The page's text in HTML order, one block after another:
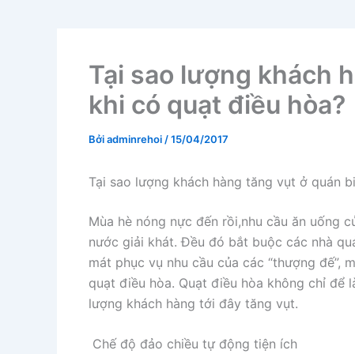
Tại sao lượng khách
khi có quạt điều hòa?
Bởiadminrehoi /15/04/2017
Tại sao lượng khách hàng tăng vụt ở quán
Mùa hè nóng nực đến rồi,nhu cầu ăn uống
nước giải khát. Đều đó bắt buộc các nhà
mát phục vụ nhu cầu của các “thượng
quạt điều hòa. Quạt điều hòa không chỉ để
lượng khách hàng tới đây tăng vụt.
Chế độ đảo chiều tự động tiện ích